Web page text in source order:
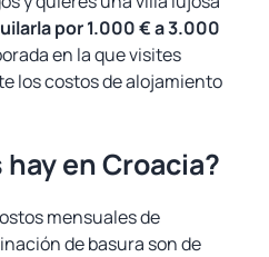
por 1.000 € a 3.000
en la que visites
los costos de alojamiento
en Croacia?
mensuales de
de basura son de